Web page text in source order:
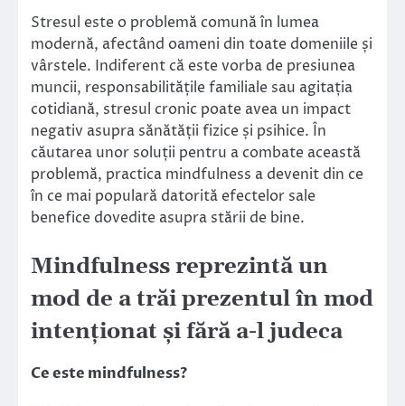
Stresul este o problemă comună în lumea
modernă, afectând oameni din toate domeniile și
vârstele. Indiferent că este vorba de presiunea
muncii, responsabilitățile familiale sau agitația
cotidiană, stresul cronic poate avea un impact
negativ asupra sănătății fizice și psihice. În
căutarea unor soluții pentru a combate această
problemă, practica mindfulness a devenit din ce
în ce mai populară datorită efectelor sale
benefice dovedite asupra stării de bine.
Mindfulness reprezintă un
mod de a trăi prezentul în mod
intenționat și fără a-l judeca
Ce este mindfulness?